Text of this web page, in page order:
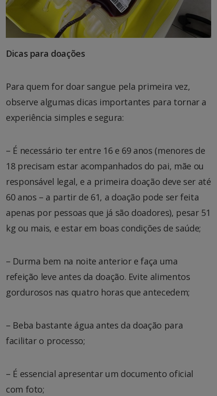
Dicas para doações
Para quem for doar sangue pela primeira vez,
observe algumas dicas importantes para tornar a
experiência simples e segura:
– É necessário ter entre 16 e 69 anos (menores de
18 precisam estar acompanhados do pai, mãe ou
responsável legal, e a primeira doação deve ser até
60 anos – a partir de 61, a doação pode ser feita
apenas por pessoas que já são doadores), pesar 51
kg ou mais, e estar em boas condições de saúde;
– Durma bem na noite anterior e faça uma
refeição leve antes da doação. Evite alimentos
gordurosos nas quatro horas que antecedem;
– Beba bastante água antes da doação para
facilitar o processo;
– É essencial apresentar um documento oficial
com foto;